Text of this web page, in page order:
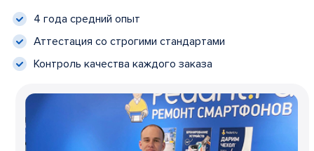
4 года средний опыт
Аттестация со строгими стандартами
Контроль качества каждого заказа